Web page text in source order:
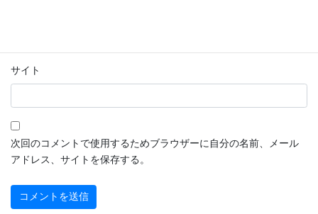
サイト
次回のコメントで使用するためブラウザーに自分の名前、メール
アドレス、サイトを保存する。